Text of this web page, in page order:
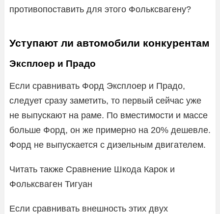
противопоставить для этого Фольксвагену?
Уступают ли автомобили конкурентам
Эксплоер и Прадо
Если сравнивать Форд Эксплоер и Прадо,
следует сразу заметить, то первый сейчас уже
не выпускают на раме. По вместимости и массе
больше Форд, он же примерно на 20% дешевле.
Форд не выпускается с дизельным двигателем.
Читать также Сравнение Шкода Карок и
Фольксваген Тигуан
Если сравнивать внешность этих двух